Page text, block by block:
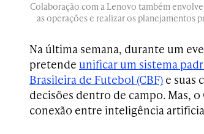
Colaboração com a Lenovo também
as operações e realizar os planejamentos
Na última semana, durante um
pretende unificar um sistema
Brasileira de Futebol (CBF) e suas
decisões dentro de campo. Mas,
conexão entre inteligência